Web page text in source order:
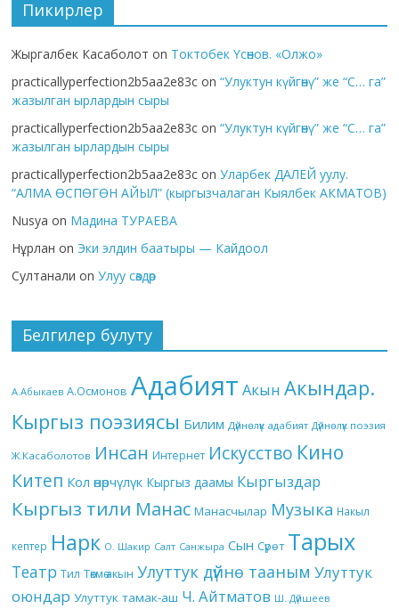
Пикирлер
Жыргалбек Касаболот on Токтобек Үсөнов. «Олжо»
practicallyperfection2b5aa2e83c on“Улуктун күйгөнү” же “С… га”
жазылган ырлардын сыры
practicallyperfection2b5aa2e83c on“Улуктун күйгөнү” же “С… га”
жазылган ырлардын сыры
practicallyperfection2b5aa2e83c onУларбек ДАЛЕЙ уулу.
“АЛМА ӨСПӨГӨН АЙЫЛ” (кыргызчалаган Кыялбек АКМАТОВ)
Nusya on Мадина ТУРАЕВА
Нұрлан on Эки элдин баатыры — Кайдоол
Султанали onУлуу сөздөр
Белгилер булуту
А.Абыкаев А.Осмонов Адабият Акын Акындар.
Кыргыз поэзиясы Билим Дүйнөлүк адабият Дүйнөлүк поэзия
Ж.Касаболотов Инсан Интернет Искусство Кино
Китеп Кол өнөрчүлүк Кыргыз даамы Кыргыздар
Кыргыз тили Манас Манасчылар Музыка Накыл
кептер Нарк О. Шакир Салт Санжыра Сын Сүрөт Тарых
Театр Тил Төкмө акын Улуттук дүйнө тааным Улуттук
оюндар Улуттук тамак-аш Ч. Айтматов Ш. Дүйшеев